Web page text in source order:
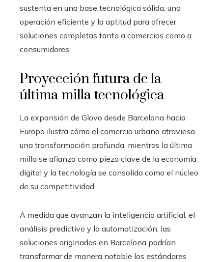
sustenta en una base tecnológica sólida, una
operación eficiente y la aptitud para ofrecer
soluciones completas tanto a comercios como a
consumidores.
Proyección futura de la
última milla tecnológica
La expansión de Glovo desde Barcelona hacia
Europa ilustra cómo el comercio urbano atraviesa
una transformación profunda, mientras la última
milla se afianza como pieza clave de la economía
digital y la tecnología se consolida como el núcleo
de su competitividad.
A medida que avanzan la inteligencia artificial, el
análisis predictivo y la automatización, las
soluciones originadas en Barcelona podrían
transformar de manera notable los estándares